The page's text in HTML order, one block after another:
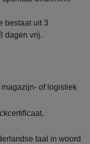
bestaat uit 3
dagen vrij.
of logistiek
taal in woord